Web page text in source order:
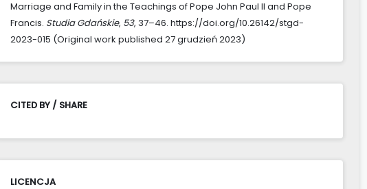
Marriage and Family in the Teachings of Pope John Paul II and Pope
Francis. Studia Gdańskie, 53, 37–46. https://doi.org/10.26142/stgd-
2023-015 (Original work published 27 grudzień 2023)
CITED BY / SHARE
LICENCJA